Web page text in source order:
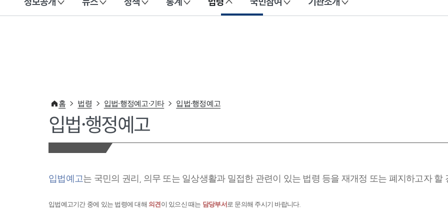
이 누리집은 대한민국 공식 전자정부 누리집입니다.
홈 법령 입법·행정예고·기타 입법·행정예고
입법·행정예고
입법예고는 국민의 권리, 의무 또는 일상생활과 밀접한 관련이 있는 법령 등을 재개정 또는 폐지하고자 할
입법예고기간 중에 있는 법령에 대해 의견이 있으신 때는 담당부서 로 문의해 주시기 바랍니다.